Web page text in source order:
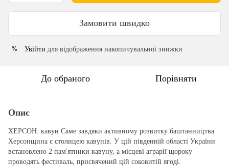
Замовити швидко
% Увійти для відображення накопичувальної знижки
До обраного Порівняти
Опис
ХЕРСОН: кавун Саме завдяки активному розвитку баштанництва
Херсонщина є столицею кавунів. У цій південній області України
встановлено 2 пам'ятники кавуну, а місцеві аграрії щороку
проводять фестиваль, присвячений цій соковитій ягоді.